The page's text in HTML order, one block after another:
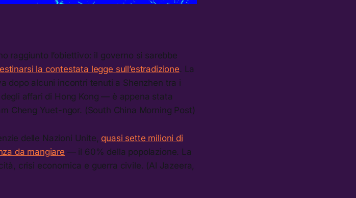
raggiunto l’obiettivo: il governo si sarebbe
la contestata legge sull’estradizione. La
dopo alcuni incontri tenuti a Shenzhen tra i
affari di Hong Kong — è appena stata
Cheng Yuet-ngor. (South China Morning Post)
delle Nazioni Unite, quasi sette milioni di
da mangiare — il 60% della popolazione. La
crisi economica e guerra civile. (Al Jazeera,